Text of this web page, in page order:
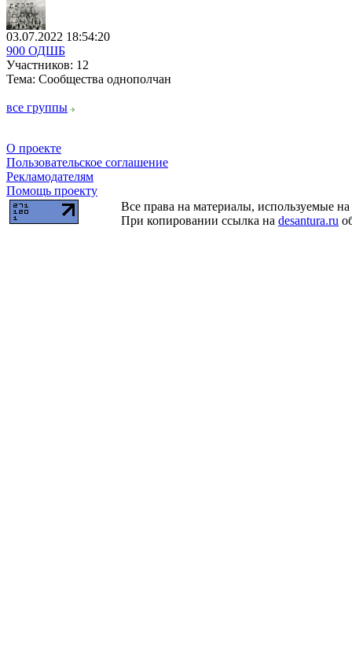
03.07.2022 18:54:20
900 ОДШБ
Участников: 12
Тема: Сообщества однополчан
все группы
О проекте
Пользовательское соглашение
Рекламодателям
Помощь проекту
Все права на материалы, используемые
При копировании ссылка на desantura.ru